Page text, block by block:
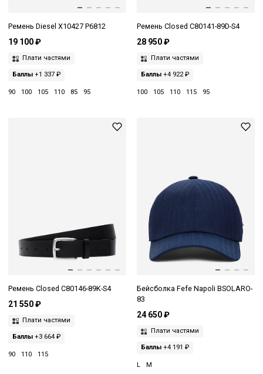
Ремень Diesel X10427 P6812
19 100 ₽
Плати частями
Баллы +1 337 ₽
90 100 105 110 85 95
Ремень Closed C80141-89D-S4
28 950 ₽
Плати частями
Баллы+4 922 ₽
100 105 110 115 95
Ремень Closed C80146-89K-S4
21 550 ₽
Плати частями
Баллы +3 664 ₽
90 110 115
Бейсболка Fefe Napoli BSOLARO-
83
24 650 ₽
Плати частями
Баллы+4 191 ₽
L M